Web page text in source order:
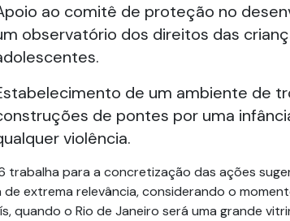
ao comitê de proteção no
observatório dos direitos das
de um ambiente de
de pontes por uma
violência.
trabalha para a concretização das ações
de extrema relevância, considerando o
quando o Rio de Janeiro será uma grande